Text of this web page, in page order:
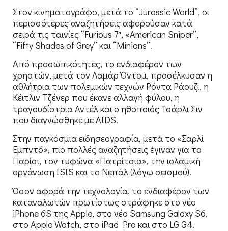
Στον κινηματογράφο, μετά το “Jurassic World”, οι
περισσότερες αναζητήσεις αφορούσαν κατά
σειρά τις ταινίες “Furious 7″, «American Sniper”,
“Fifty Shades of Grey” και “Minions”.
Από προσωπικότητες, το ενδιαφέρον των
χρηστών, μετά τον Λαμάρ Όντομ, προσέλκυσαν η
αθλήτρια των πολεμικών τεχνών Ρόντα Ράουζι, η
Κέιτλιν Τζένερ που έκανε αλλαγή φύλου, η
τραγουδίστρια Αντέλ και ο ηθοποιός Τσάρλι Σιν
που διαγνώσθηκε με AIDS.
Στην παγκόσμια ειδησεογραφία, μετά το «Σαρλί
Εμπντό», πιο πολλές αναζητήσεις έγιναν για το
Παρίσι, τον τυφώνα «Πατρίτσια», την ισλαμική
οργάνωση ISIS και το Νεπάλ (λόγω σεισμού).
Όσον αφορά την τεχνολογία, το ενδιαφέρον των
καταναλωτών πρωτίστως στράφηκε στο νέο
iPhone 6S της Apple, στο νέο Samsung Galaxy S6,
στο Apple Watch, στο iPad Pro και στο LG G4.